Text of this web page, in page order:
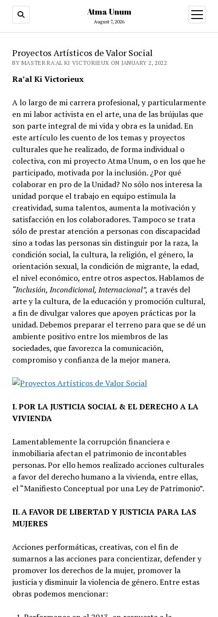
Atma Unum
August 7, 2026
open
menu
Proyectos Artísticos de Valor Social
BY MASTER RA'AL KI VICTORIEUX ON JANUARY 2, 2022
Ra’al Ki Victorieux
A lo largo de mi carrera profesional, y particularmente
en mi labor activista en el arte, una de las brújulas que
son parte integral de mi vida y obra es la unidad. En
este artículo les cuento de los temas y proyectos
culturales que he realizado, de forma individual o
colectiva, con mi proyecto Atma Unum, o en los que he
participado, motivada por la inclusión. ¿Por qué
colaborar en pro de la Unidad? No sólo nos interesa la
unidad porque el trabajo en equipo estimula la
creatividad, suma talentos, aumenta la motivación y
satisfacción en los colaboradores. Tampoco se trata
sólo de prestar atención a personas con discapacidad
sino a todas las personas sin distinguir por la raza, la
condición social, la cultura, la religión, el género, la
orientación sexual, la condición de migrante, la edad,
el nivel económico, entre otros aspectos. Hablamos de
“Inclusión, Incondicional, Internacional”, a través del
arte y la cultura, de la educación y promoción cultural,
a fin de divulgar valores que apoyen prácticas por la
unidad. Debemos preparar el terreno para que se dé un
ambiente positivo entre los miembros de las
sociedades, que favorezca la comunicación,
compromiso y confianza de la mejor manera.
I. POR LA JUSTICIA SOCIAL & EL DERECHO A LA
VIVIENDA
Lamentablemente la corrupción financiera e
inmobiliaria afectan el patrimonio de incontables
personas. Por ello hemos realizado acciones culturales
a favor del derecho humano a la vivienda, entre ellas,
el “Manifiesto Conceptual por una Ley de Patrimonio”.
II. A FAVOR DE LIBERTAD Y JUSTICIA PARA LAS
MUJERES
Acciones performáticas, creativas, con el fin de
sumarnos a las acciones para concientizar, defender y
promover los derechos de la mujer, promover la
justicia y disminuir la violencia de género. Entre estas
obras podemos mencionar: